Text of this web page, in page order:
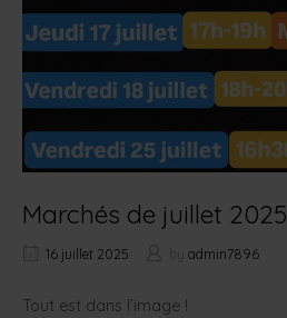
Marchés de juillet 2025
16 juillet 2025 admin7896
Tout est dans l’image !